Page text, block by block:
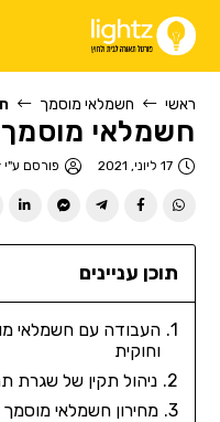
ראשי חשמלאי מוסמך
חשמלאי
17 ליוני, 2021 פורסם ע"י
תוכן עניינים
העבודה עם חשמלאי
וחוקית
ניהול תקין של שגרת
מחירון חשמלאי